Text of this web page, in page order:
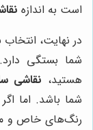
است به اندازه
در نهایت،
شما بستگی
هستید، نقاشی
شما باشد. اما
رنگ‌های خاص و